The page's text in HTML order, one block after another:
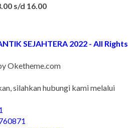
s/d 21.00
s/d 16.00
SEJAHTERA 2022 - All Rights
silahkan hubungi kami melalui